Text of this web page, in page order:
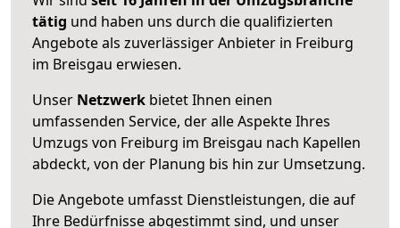
tätig und haben uns durch die qualifizierten
Angebote als zuverlässiger Anbieter in Freiburg
im Breisgau erwiesen.
Unser Netzwerk bietet Ihnen einen
umfassenden Service, der alle Aspekte Ihres
Umzugs von Freiburg im Breisgau nach Kapellen
abdeckt, von der Planung bis hin zur Umsetzung.
Die Angebote umfasst Dienstleistungen, die auf
Ihre Bedürfnisse abgestimmt sind, und unser